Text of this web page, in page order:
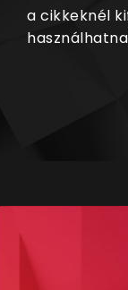
a cikkeknél